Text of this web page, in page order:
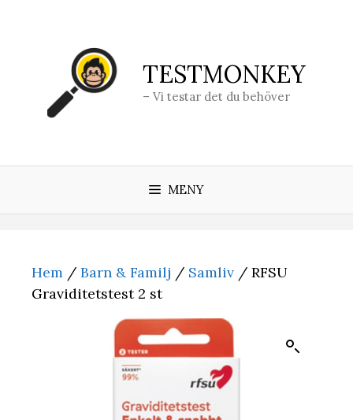
TESTMONKEY
– Vi testar det du behöver
MENY
Hem / Barn & Familj / Samliv / RFSU
Graviditetstest 2 st